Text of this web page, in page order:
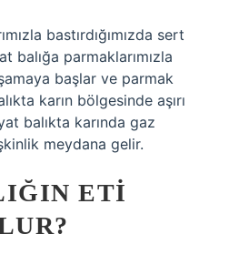
bastırdığımızda sert
balığa parmaklarımızla
başlar ve parmak
karın bölgesinde aşırı
balıkta karında gaz
meydana gelir.
ETI